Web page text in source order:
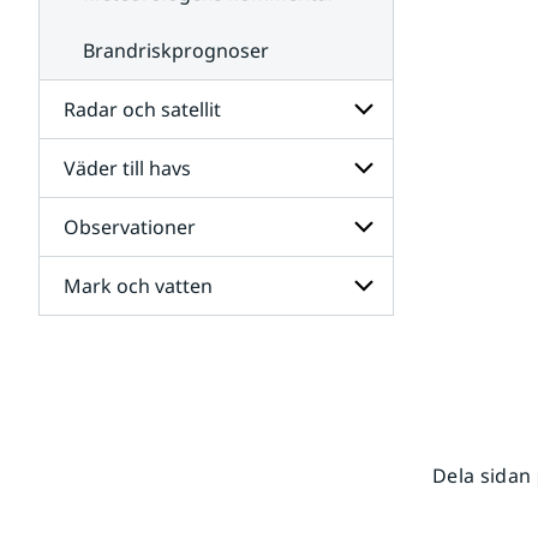
Brandriskprognoser
Radar och satellit
Undersidor
för
Radar
och
satellit
Väder till havs
Undersidor
för
Väder
till
havs
Observationer
Undersidor
för
Mark och vatten
Dela sidan